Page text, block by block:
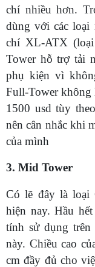
chí nhiều hơn.
dùng với các loại
chí XL-ATX
Tower hỗ trợ tải
phụ kiện vì
Full-Tower không
1500 usd tùy
nên cân nhắc khi
của mình
3. Mid Tower
Có lẽ đây là loại
hiện nay. Hầu
tính sử dụng
này. Chiều cao
cm đầy đủ cho